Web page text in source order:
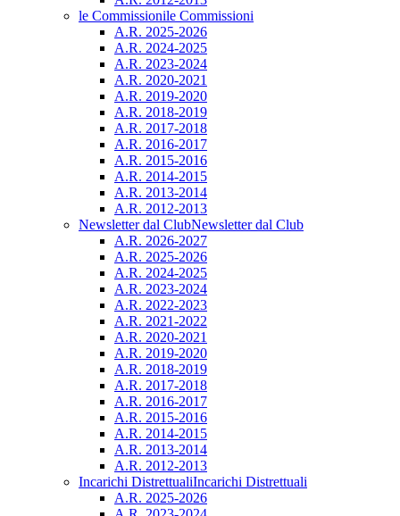
le Commissionile Commissioni
A.R. 2025-2026
A.R. 2024-2025
A.R. 2023-2024
A.R. 2020-2021
A.R. 2019-2020
A.R. 2018-2019
A.R. 2017-2018
A.R. 2016-2017
A.R. 2015-2016
A.R. 2014-2015
A.R. 2013-2014
A.R. 2012-2013
Newsletter dal ClubNewsletter dal Club
A.R. 2026-2027
A.R. 2025-2026
A.R. 2024-2025
A.R. 2023-2024
A.R. 2022-2023
A.R. 2021-2022
A.R. 2020-2021
A.R. 2019-2020
A.R. 2018-2019
A.R. 2017-2018
A.R. 2016-2017
A.R. 2015-2016
A.R. 2014-2015
A.R. 2013-2014
A.R. 2012-2013
Incarichi DistrettualiIncarichi Distrettuali
A.R. 2025-2026